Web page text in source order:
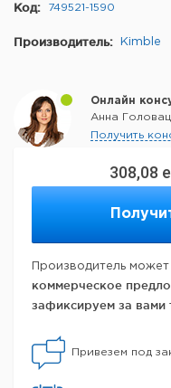
308,08
Производитель
коммерческое
зафиксируем за вами
Привезем под
Код: 749521-1590
Производитель: Kimble
Онлайн
Анна
Получить